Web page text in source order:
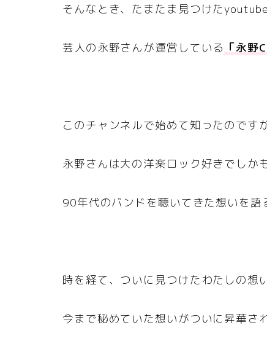
そんなとき、たまたま見つけた
芸人の永野さんが運営している 「永野
このチャンネルで始めて知ったのですが
永野さんは大の洋楽ロック好きでしか
90年代のバンドを聴いてきた想いを語
時を経て、ついに見つけたわたしの想
今まで秘めていた想いがついに昇華さ